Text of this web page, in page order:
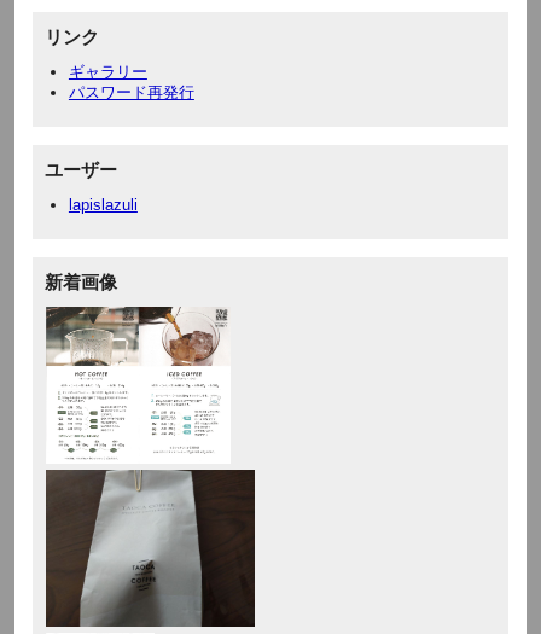
リンク
ギャラリー
パスワード再発行
ユーザー
lapislazuli
新着画像